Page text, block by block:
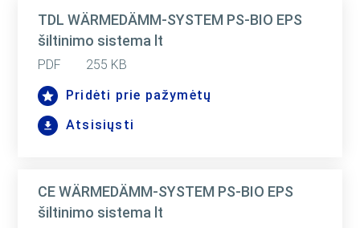
TDL WÄRMEDÄMM-SYSTEM PS-BIO EPS
šiltinimo sistema lt
PDF
255 KB
Pridėti prie pažymėtų
Atsisiųsti
CE WÄRMEDÄMM-SYSTEM PS-BIO EPS
šiltinimo sistema lt